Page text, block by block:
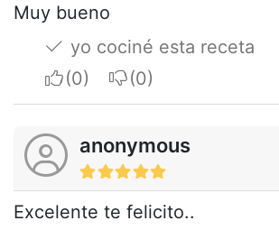
Muy bueno
yo cociné esta receta
I apreciateI do not appreciate
anonymous
Excelente te felicito..